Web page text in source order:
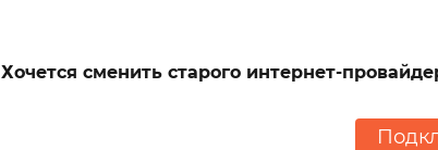
Хочется сменить старого интернет-